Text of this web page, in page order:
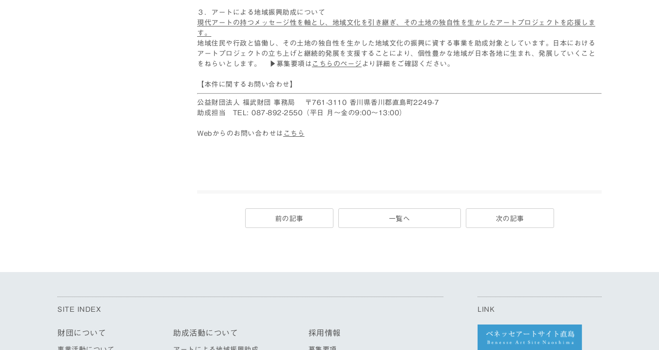
３．アートによる地域振興助成について
現代アートの持つメッセージ性を軸とし、地域文化を引き継ぎ、その土地の独自性を生かしたアートプロジェクトを応援しま
す。
地域住民や行政と協働し、その土地の独自性を生かした地域文化の振興に資する事業を助成対象としています。日本における
アートプロジェクトの立ち上げと継続的発展を支援することにより、個性豊かな地域が日本各地に生まれ、発展していくこと
をねらいとします。 ▶募集要項は こちらのページ より詳細をご確認ください。
【本件に関するお問い合わせ】
公益財団法人 福武財団 事務局 〒761-3110 香川県香川郡直島町2249-7
助成担当 TEL: 087-892-2550（平日 月～金の9:00～13:00）
Webからのお問い合わせは こちら
前の記事 一覧へ 次の記事
SITE INDEX
財団について 助成活動について 採用情報
LINK